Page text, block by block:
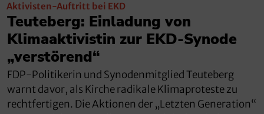
Aktivisten-Auftritt bei EKD
Teuteberg: Einladung von
Klimaaktivistin zur EKD-Synode
„verstörend“
FDP-Politikerin und Synodenmitglied Teuteberg
warnt davor, als Kirche radikale Klimaproteste zu
rechtfertigen. Die Aktionen der „Letzten Generation“